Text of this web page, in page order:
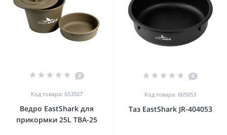
0
Код товара: 653507
Ведро EastShark для
прикормки 25L TBA-25
0
Код товара: 665053
Таз EastShark JR-404053